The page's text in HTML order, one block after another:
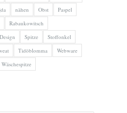
nähen Obst
Paspel
Rabaukowitsch
Spitze
Stoffonkel
Tidöblomma
Webware
Wäschespitze